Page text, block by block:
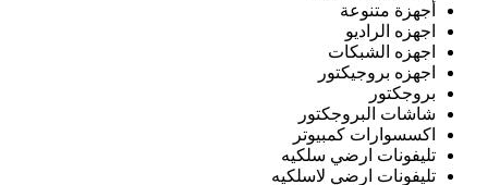
أجهزة متنوعة
اجهزه الراديو
اجهزه الشبكات
اجهزه بروجيكتور
بروجكتور
شاشات البروجكتور
اكسسوارات كمبيوتر
تليفونات ارضي سلكيه
تليفونات ارضي لاسلكيه